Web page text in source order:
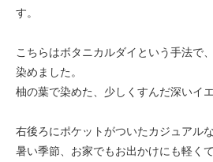
す。
こちらはボタニカルダイという手法で
染めました。
柚の葉で染めた、少しくすんだ深いイエ
右後ろにポケットがついたカジュアル
暑い季節、お家でもお出かけにも軽く